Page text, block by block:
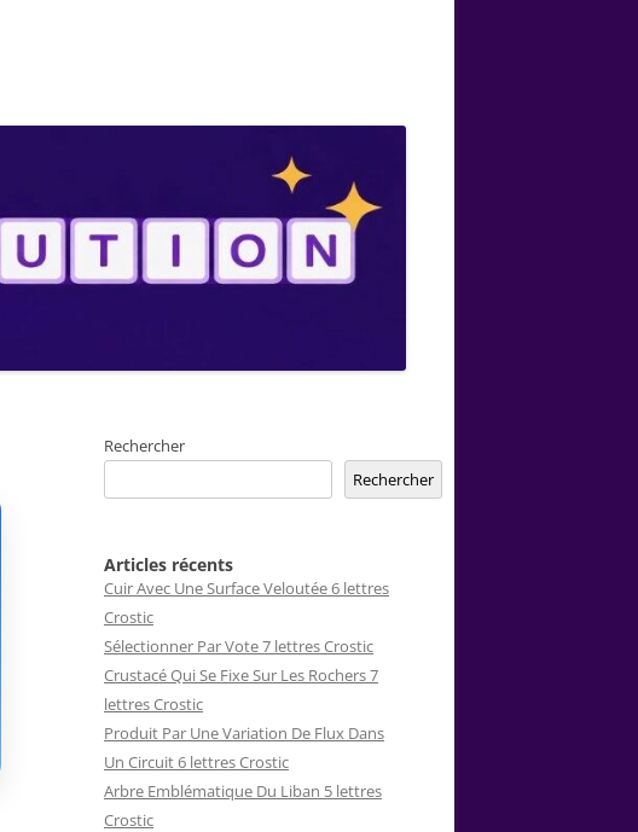
Rechercher
Rechercher
Articles récents
Cuir Avec Une Surface Veloutée 6 lettres
Crostic
Sélectionner Par Vote 7 lettres Crostic
Crustacé Qui Se Fixe Sur Les Rochers 7
lettres Crostic
Produit Par Une Variation De Flux Dans
Un Circuit 6 lettres Crostic
Arbre Emblématique Du Liban 5 lettres
Crostic